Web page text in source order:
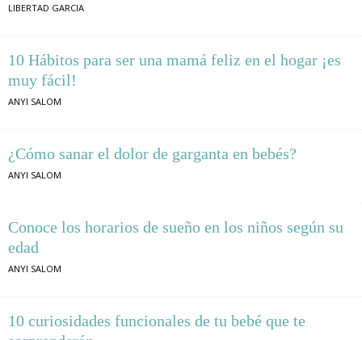
LIBERTAD GARCIA
10 Hábitos para ser una mamá feliz en el hogar ¡es
muy fácil!
ANYI SALOM
¿Cómo sanar el dolor de garganta en bebés?
ANYI SALOM
Conoce los horarios de sueño en los niños según su
edad
ANYI SALOM
10 curiosidades funcionales de tu bebé que te